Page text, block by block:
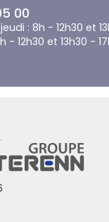
00
: 8h - 12h30 et
- 12h30 et 13h30 -